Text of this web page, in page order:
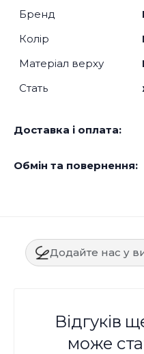
Бренд
Колір
Матеріал верху
Стать
Доставка і оплата:
Обмін та повернення:
Додайте нас у
Відгуків
може